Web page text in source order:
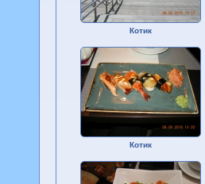
Котик
Котик